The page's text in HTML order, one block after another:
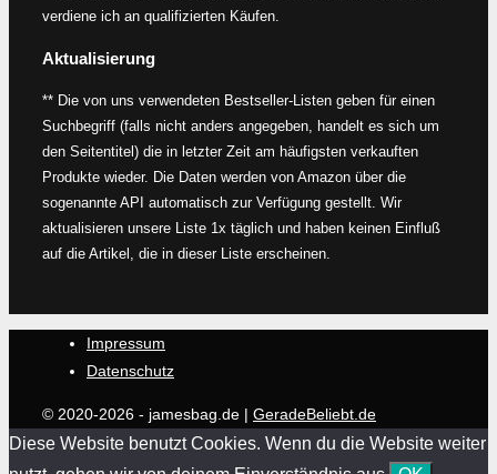
verdiene ich an qualifizierten Käufen.
Aktualisierung
** Die von uns verwendeten Bestseller-Listen geben für einen
Suchbegriff (falls nicht anders angegeben, handelt es sich um
den Seitentitel) die in letzter Zeit am häufigsten verkauften
Produkte wieder. Die Daten werden von Amazon über die
sogenannte API automatisch zur Verfügung gestellt. Wir
aktualisieren unsere Liste 1x täglich und haben keinen Einfluß
auf die Artikel, die in dieser Liste erscheinen.
Impressum
Datenschutz
© 2020-2026 - jamesbag.de | GeradeBeliebt.de
Diese Website benutzt Cookies. Wenn du die Website weiter